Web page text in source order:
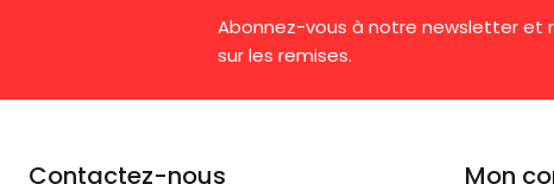
Abonnez-vous à notre newsletter et
sur les remises.
Contactez-nous Mon